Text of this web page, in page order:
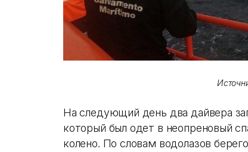
На следующий день два дайвера
который был одет в неопреновый
колено. По словам водолазов